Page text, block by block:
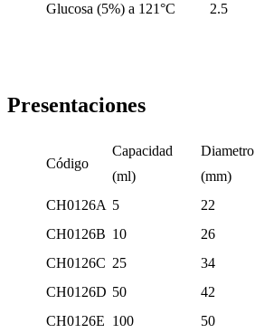
Glucosa (5%) a 121°C
2.5
Presentaciones
Código
Capacidad
(ml)
Diametro
(mm)
CH0126A 5 22
CH0126B 10 26
CH0126C 25 34
CH0126D 50 42
CH0126E 100 50